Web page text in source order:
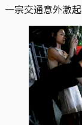
一宗交通意外激